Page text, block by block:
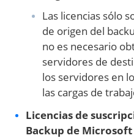
Las licencias sólo
de origen del
no es necesario
servidores de
los servidores en
las cargas de
Licencias de
Backup de Microsoft